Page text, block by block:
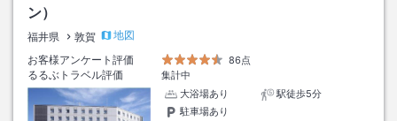
ン）
福井県 敦賀
地図
お客様アンケート評価
86点
るるぶトラベル評価
集計中
大浴場あり
駅徒歩5分
駐車場あり